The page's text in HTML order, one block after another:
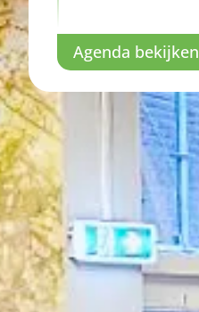
Agenda bekijken